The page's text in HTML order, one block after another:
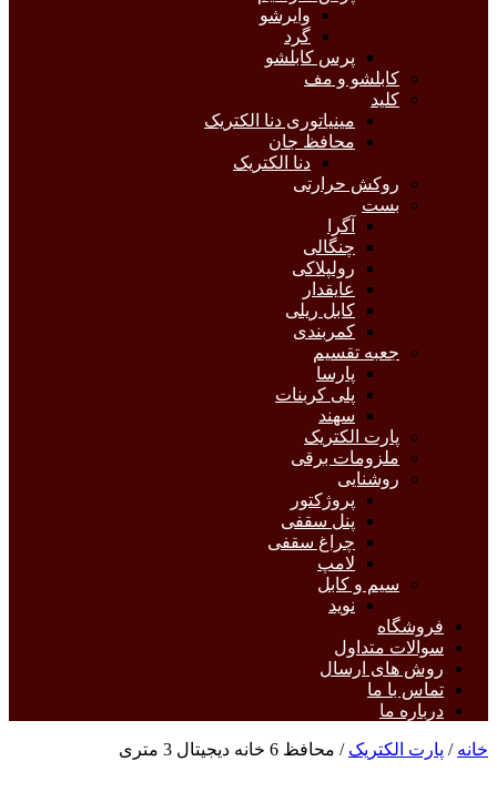
وایرشو
گرد
پرس کابلشو
کابلشو و مف
کلید
مینیاتوری دنا الکتریک
محافظ جان
دنا الکتریک
روکش حرارتی
بست
آگرا
چنگالی
رولپلاکی
عایقدار
کابل ریلی
کمربندی
جعبه تقسیم
پارسا
پلی کربنات
سهند
پارت الکتریک
ملزومات برقی
روشنایی
پروژکتور
پنل سقفی
چراغ سقفی
لامپ
سیم و کابل
نوید
فروشگاه
سوالات متداول
روش های ارسال
تماس با ما
درباره ما
خانه / پارت الکتریک / محافظ 6 خانه دیجیتال 3 متری